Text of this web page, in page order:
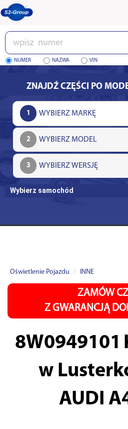
Wpisz
numer
NUMER NAZWA VIN
ZNAJDŹ CZĘŚCI PO
1
2
3
Wybierz samochód
Oświetlenie Pojazdu INNE
ZAMÓW
Z GWARANCJĄ
8W0949101
w
AUDI